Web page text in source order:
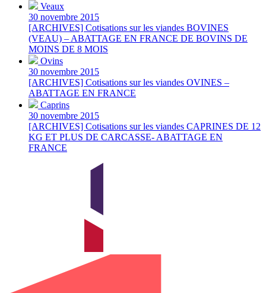
Veaux
30 novembre 2015
[ARCHIVES] Cotisations sur les viandes BOVINES
(VEAU) – ABATTAGE EN FRANCE DE BOVINS DE
MOINS DE 8 MOIS
Ovins
30 novembre 2015
[ARCHIVES] Cotisations sur les viandes OVINES –
ABATTAGE EN FRANCE
Caprins
30 novembre 2015
[ARCHIVES] Cotisations sur les viandes CAPRINES DE 12
KG ET PLUS DE CARCASSE- ABATTAGE EN
FRANCE